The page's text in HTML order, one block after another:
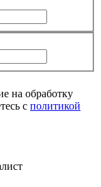
на обработку
с политикой